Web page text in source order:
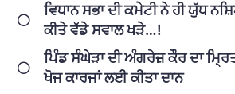
ਵਿਧਾਨ ਸਭਾ ਦੀ ਕਮੇਟੀ ਨੇ ਹੀ ਯੁੱਧ
ਕੀਤੇ ਵੱਡੇ ਸਵਾਲ ਖੜੇ…!
ਪਿੰਡ ਸੰਘੇੜਾ ਦੀ ਅੰਗਰੇਜ਼ ਕੌਰ ਦਾ
ਖੋਜ ਕਾਰਜਾਂ ਲਈ ਕੀਤਾ ਦਾਨ